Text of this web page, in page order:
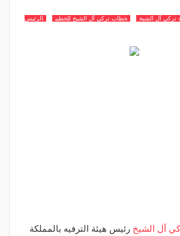
تركي آل الشيخ خطاب تركي آل الشيخ للخطيب
الرئيس
آل الشيخ رئيس هيئة الترفيه بالمملكة